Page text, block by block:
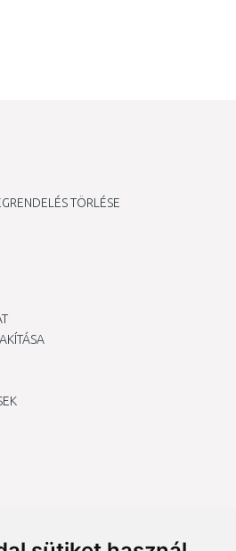
TÖRLÉSE